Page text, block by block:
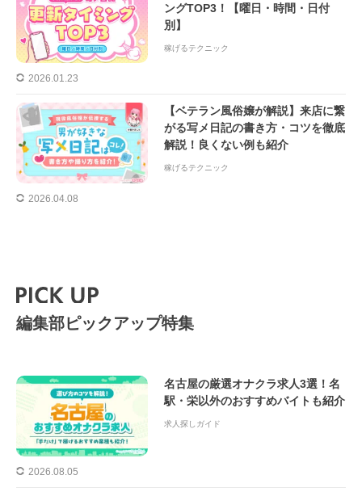
2026.01.23
ングTOP3！【曜日・時間・日付
別】
稼げるテクニック
2026.04.08
【ベテラン風俗嬢が解説】来店に繋
がる写メ日記の書き方・コツを徹底
解説！良くない例も紹介
稼げるテクニック
編集部ピックアップ特集
2026.08.05
名古屋の厳選オナクラ求人3選！名
駅・栄以外のおすすめバイトも紹介
求人探しガイド